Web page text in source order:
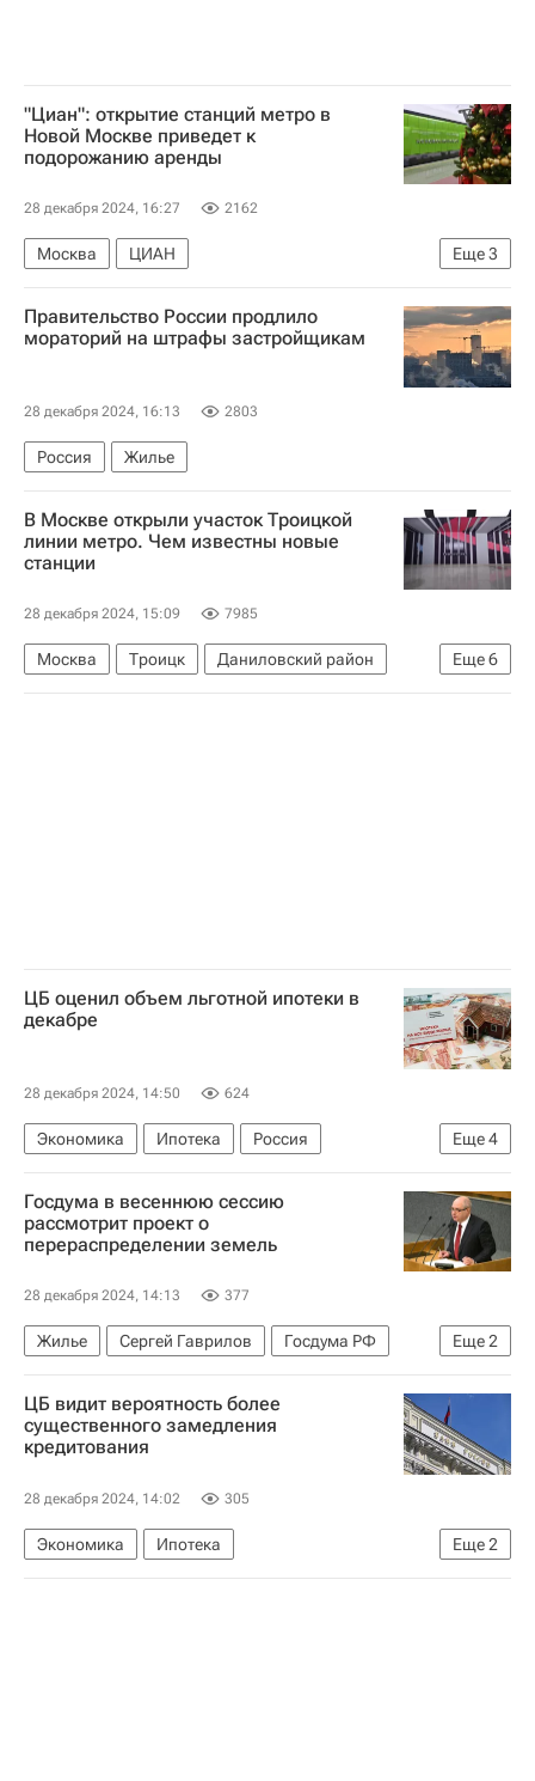
"Циан": открытие станций метро в
Новой Москве приведет к
подорожанию аренды
28 декабря 2024, 16:27 2162
Еще3
Москва
ЦИАН
Московское центральное кольцо (МЦК)
Жилье
Метро
Правительство России продлило
мораторий на штрафы застройщикам
28 декабря 2024, 16:13 2803
Россия Жилье
В Москве открыли участок Троицкой
линии метро. Чем известны новые
станции
28 декабря 2024, 15:09 7985
Еще6
Москва Троицк
Даниловский район
Сергей Собянин
Федор Тютчев
ЦБ оценил объем льготной ипотеки в
декабре
28 декабря 2024, 14:50 624
Еще4
Экономика Ипотека
Россия
Центральный Банк РФ (ЦБ РФ)
Прямая линия с Владимиром Путиным — 2024
Льготная ипотека
Кредиты
Госдума в весеннюю сессию
рассмотрит проект о
перераспределении земель
28 декабря 2024, 14:13 377
Еще2
Жилье Сергей Гаврилов
Госдума РФ
Законопроекты
Земельные участки
ЦБ видит вероятность более
существенного замедления
кредитования
28 декабря 2024, 14:02 305
Еще2
Экономика
Ипотека
Центральный Банк РФ (ЦБ РФ)
Кредиты